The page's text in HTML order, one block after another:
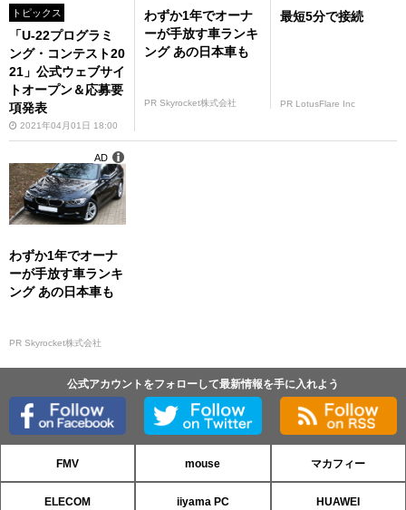
トピックス
「U-22プログラミ
ング・コンテスト20
21」公式ウェブサイ
トオープン＆応募要
項発表
2021年04月01日 18:00
わずか1年でオーナ
ーが手放す車ランキ
ング あの日本車も
PR Skyrocket株式会社
最短5分で接続
PR LotusFlare Inc
わずか1年でオーナ
ーが手放す車ランキ
ング あの日本車も
PR Skyrocket株式会社
AD
公式アカウントをフォローして最新情報を手に入れよう
FMV mouse マカフィー
ELECOM iiyama PC HUAWEI